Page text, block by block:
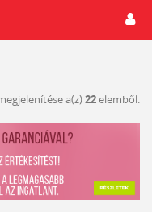
a(z)22elemből.